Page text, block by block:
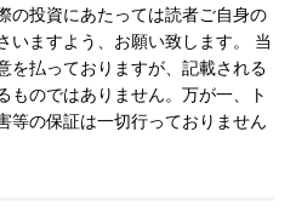
の投資にあたっては読者ご自身の
いますよう、お願い致します。 当
を払っておりますが、記載される
ものではありません。万が一、ト
等の保証は一切行っておりません